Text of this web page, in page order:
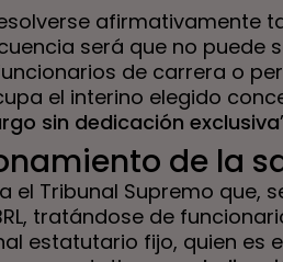
afirmativamente
será que no puede
de carrera o
el interino elegido
sin dedicación exclusiva
de la
el Tribunal Supremo que,
tratándose de
estatutario fijo, quien es